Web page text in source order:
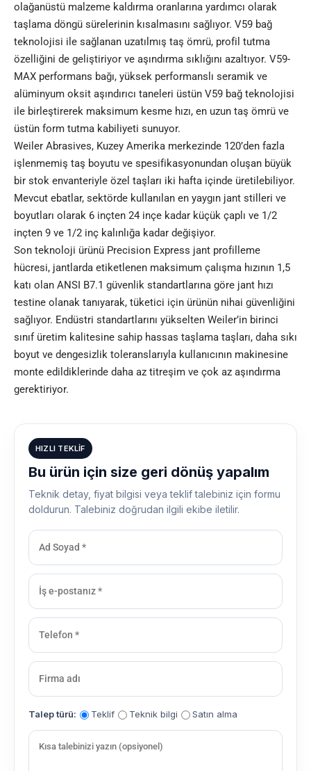
olağanüstü malzeme kaldırma oranlarına yardımcı olarak
taşlama döngü sürelerinin kısalmasını sağlıyor. V59 bağ
teknolojisi ile sağlanan uzatılmış taş ömrü, profil tutma
özelliğini de geliştiriyor ve aşındırma sıklığını azaltıyor. V59-
MAX performans bağı, yüksek performanslı seramik ve
alüminyum oksit aşındırıcı taneleri üstün V59 bağ teknolojisi
ile birleştirerek maksimum kesme hızı, en uzun taş ömrü ve
üstün form tutma kabiliyeti sunuyor.
Weiler Abrasives, Kuzey Amerika merkezinde 120’den fazla
işlenmemiş taş boyutu ve spesifikasyonundan oluşan büyük
bir stok envanteriyle özel taşları iki hafta içinde üretilebiliyor.
Mevcut ebatlar, sektörde kullanılan en yaygın jant stilleri ve
boyutları olarak 6 inçten 24 inçe kadar küçük çaplı ve 1/2
inçten 9 ve 1/2 inç kalınlığa kadar değişiyor.
Son teknoloji ürünü Precision Express jant profilleme
hücresi, jantlarda etiketlenen maksimum çalışma hızının 1,5
katı olan ANSI B7.1 güvenlik standartlarına göre jant hızı
testine olanak tanıyarak, tüketici için ürünün nihai güvenliğini
sağlıyor. Endüstri standartlarını yükselten Weiler’in birinci
sınıf üretim kalitesine sahip hassas taşlama taşları, daha sıkı
boyut ve dengesizlik toleranslarıyla kullanıcının makinesine
monte edildiklerinde daha az titreşim ve çok az aşındırma
gerektiriyor.
HIZLI TEKLIF
Bu ürün için size geri dönüş yapalım
Teknik detay, fiyat bilgisi veya teklif talebiniz için formu
doldurun. Talebiniz doğrudan ilgili ekibe iletilir.
Talep türü: Teklif Teknik bilgi Satın alma